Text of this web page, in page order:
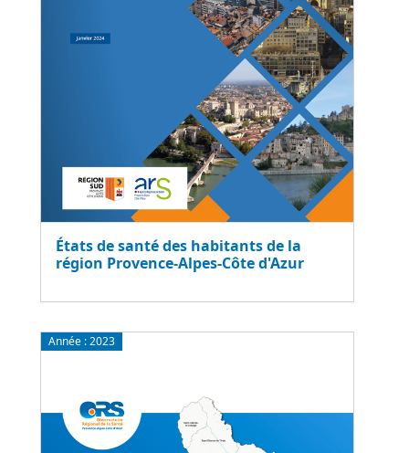
États de santé des habitants de la
région Provence-Alpes-Côte d'Azur
Année :2023